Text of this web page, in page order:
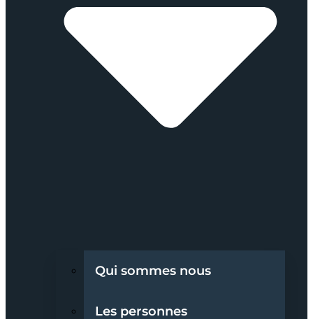
Qui sommes nous
Les personnes